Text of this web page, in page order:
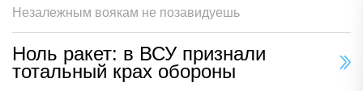
Незалежным воякам не позавидуешь
Ноль ракет: в ВСУ признали
тотальный крах обороны